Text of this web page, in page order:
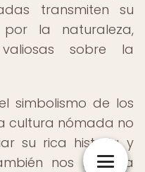
transmiten su
la naturaleza,
sobre la
simbolismo de los
cultura nómada no
su rica historia y
nos invita a